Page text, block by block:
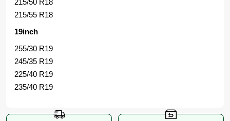
215/50 R18
215/55 R18
19inch
255/30 R19
245/35 R19
225/40 R19
235/40 R19